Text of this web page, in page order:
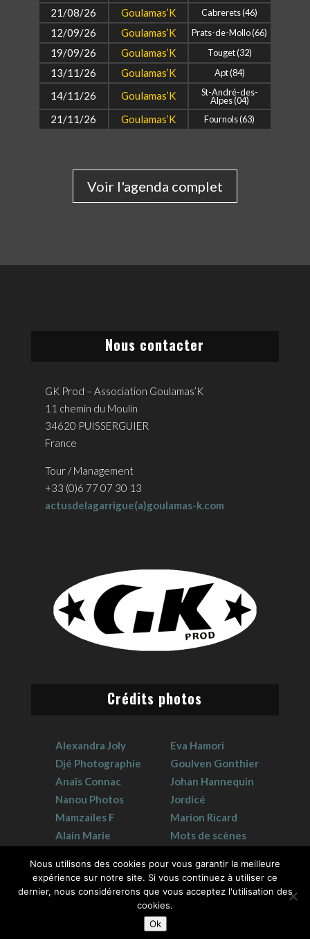
21/08/26 Goulamas’K Cabrerets (46)
12/09/26 Goulamas’K Prats-de-Mollo (66)
19/09/26 Goulamas’K Touget (32)
13/11/26 Goulamas’K Apt (84)
14/11/26 Goulamas’K St-André-des-
Alpes (04)
21/11/26 Goulamas’K Fournols (63)
Voir l'agenda complet
Nous contacter
GK Prod – Association Goulamas’K
11 chemin du Moulin
34620 PUISSERGUIER
France
Tour / Management
+33 (0)6 77 07 30 13
actusdelagarrigue(a)goulamas-k.com
Crédits photos
Alexandra Joly
Djé Photographie
Anaïs Connac
Nanou Photos
Mamzailes F
Alain Marie
Eva Hamori
Goulven Gonthier
Johan Hannequin
Jordicé
Marion Ricard
Mots de scènes
Nous utilisons des cookies pour vous garantir la meilleure
expérience sur notre site. Si vous continuez à utiliser ce
dernier, nous considérerons que vous acceptez l'utilisation des
cookies.
Ok